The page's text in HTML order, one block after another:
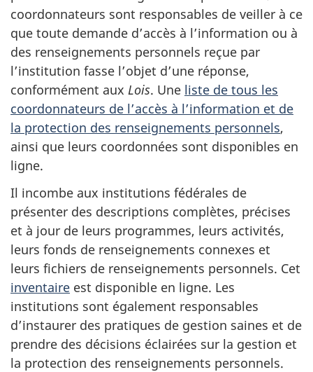
coordonnateurs sont responsables de veiller à ce
que toute demande d’accès à l’information ou à
des renseignements personnels reçue par
l’institution fasse l’objet d’une réponse,
conformément aux Lois. Une liste de tous les
coordonnateurs de l’accès à l’information et de
la protection des renseignements personnels,
ainsi que leurs coordonnées sont disponibles en
ligne.
Il incombe aux institutions fédérales de
présenter des descriptions complètes, précises
et à jour de leurs programmes, leurs activités,
leurs fonds de renseignements connexes et
leurs fichiers de renseignements personnels. Cet
inventaire est disponible en ligne. Les
institutions sont également responsables
d’instaurer des pratiques de gestion saines et de
prendre des décisions éclairées sur la gestion et
la protection des renseignements personnels.